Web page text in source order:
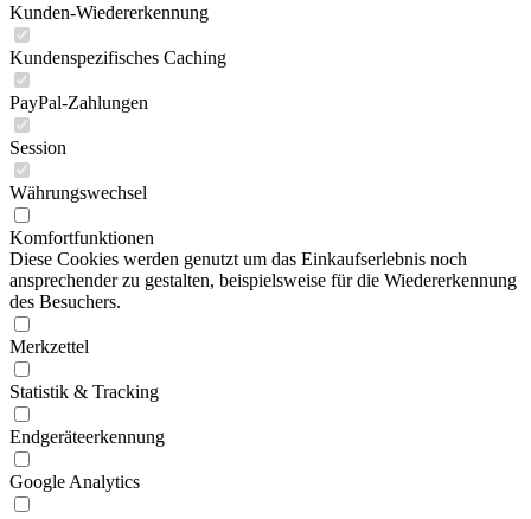
Kunden-Wiedererkennung
Kundenspezifisches Caching
PayPal-Zahlungen
Session
Währungswechsel
Komfortfunktionen
Diese Cookies werden genutzt um das Einkaufserlebnis noch
ansprechender zu gestalten, beispielsweise für die Wiedererkennung
des Besuchers.
Merkzettel
Statistik & Tracking
Endgeräteerkennung
Google Analytics